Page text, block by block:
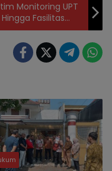
Monitoring UPT
Fasilitas